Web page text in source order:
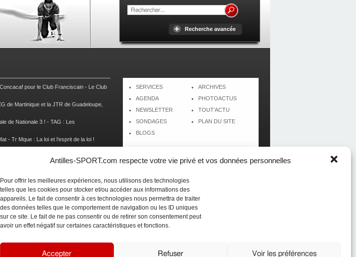
Antilles-SPORT.com respecte votre vie privé et vos données personnelles
Pour offrir les meilleures expériences, nous utilisons des technologies
telles que les cookies pour stocker et/ou accéder aux informations des
appareils. Le fait de consentir à ces technologies nous permettra de traiter
des données telles que le comportement de navigation ou les ID uniques
sur ce site. Le fait de ne pas consentir ou de retirer son consentement peut
avoir un effet négatif sur certaines caractéristiques et fonctions.
Accepter Refuser Voir les préférences
Recherche avancée
pour le Club Franciscain - Le Club
de Martinique et la JTR de Guadeloupe,
de Nationale 3 ! - TAG : Les
- Tr Mque : La loi et l’esprit de la loi !
Urcel fait chavirer Capesterre
remporte le 9e rallye du Pays Marie-
marathon sous le signe de la chaleur et
au palmarès du Trail des Trésors-
Images de la Woulib 113 X-Trem
SERVICES
AGENDA
NEWSLETTER
SONDAGES
BLOGS
ARCHIVES
PHOTOACTUS
TOUT'ACTU
PLAN DU SITE